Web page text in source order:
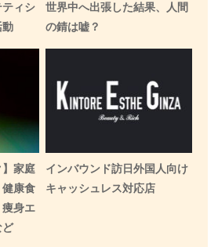
ティシ
動
世界中へ出張した結果、人間
の錆は嘘？
】家庭
康食
身エ
ど
インバウンド訪日外国人向け
キャッシュレス対応店